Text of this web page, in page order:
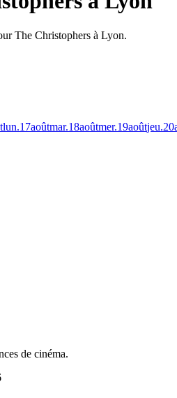
The Christophers à Lyon.
lun.17aoûtmar.18aoûtmer.19aoûtjeu.20
de cinéma.